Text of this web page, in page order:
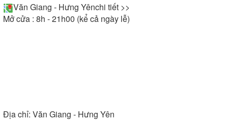
Văn Giang - Hưng Yênchi tiết >>
Mở cửa : 8h - 21h00 (kể cả ngày lễ)
Địa chỉ: Văn Giang - Hưng Yên